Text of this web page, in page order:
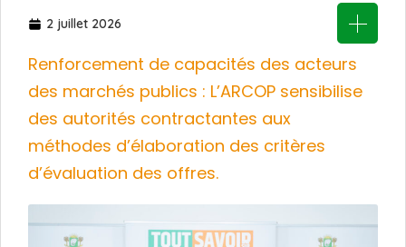
2 juillet 2026
Renforcement de capacités des acteurs
des marchés publics : L’ARCOP sensibilise
des autorités contractantes aux
méthodes d’élaboration des critères
d’évaluation des offres.